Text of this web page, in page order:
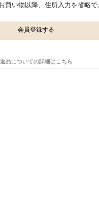
買い物以降、住所入力を省略
会員登録する
返品についての詳細はこちら